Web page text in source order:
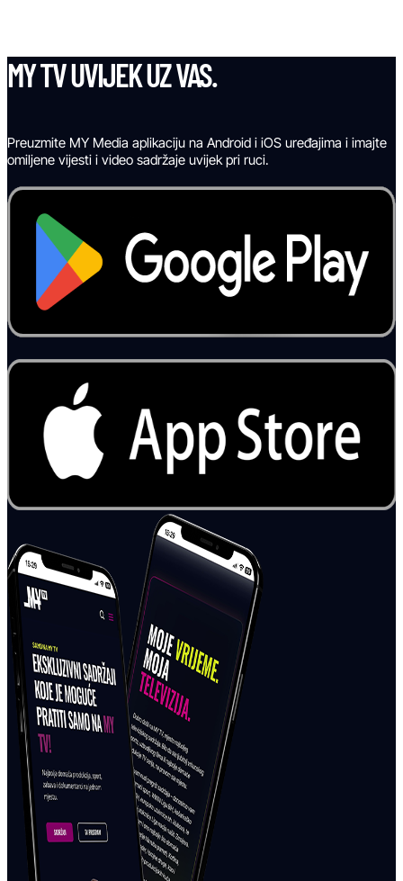
MY TV UVIJEK UZ VAS.
Preuzmite MY Media aplikaciju na Android i iOS uređajima i imajte
omiljene vijesti i video sadržaje uvijek pri ruci.